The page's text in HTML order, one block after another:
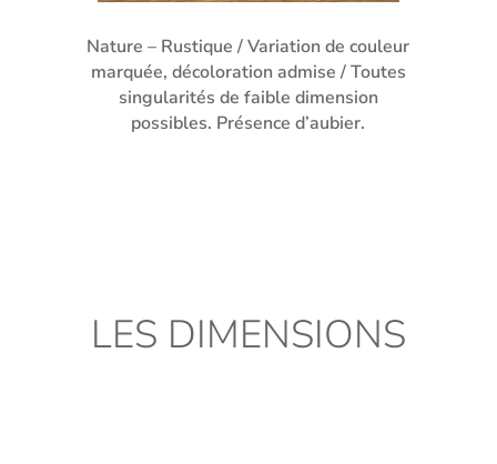
Nature – Rustique / Variation de couleur
marquée, décoloration admise / Toutes
singularités de faible dimension
possibles. Présence d’aubier.
LES DIMENSIONS